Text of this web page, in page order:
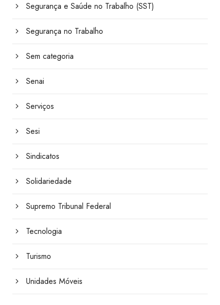
Segurança e Saúde no Trabalho (SST)
Segurança no Trabalho
Sem categoria
Senai
Serviços
Sesi
Sindicatos
Solidariedade
Supremo Tribunal Federal
Tecnologia
Turismo
Unidades Móveis